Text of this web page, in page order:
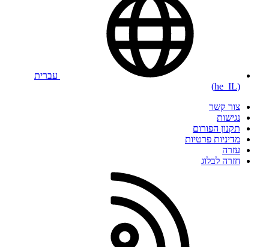
עברית
(he_IL)
צור קשר
נגישות
תקנון הפורום
מדיניות פרטיות
עזרה
חזרה לבלוג